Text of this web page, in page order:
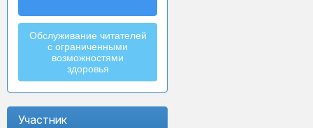
Обслуживание читателей
с ограниченными
возможностями
здоровья
Участник